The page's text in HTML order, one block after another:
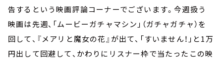
告するという映画評論コーナーでございます。今週扱う
映画は先週、「ムービーガチャマシン」（ガチャガチャ）を
回して、『メアリと魔女の花』が出て、「すいません！」と1万
円出して回避して、かわりにリスナー枠で当たったこの映